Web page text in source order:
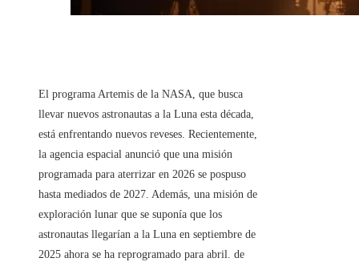
El programa Artemis de la NASA, que busca
llevar nuevos astronautas a la Luna esta década,
está enfrentando nuevos reveses. Recientemente,
la agencia espacial anunció que una misión
programada para aterrizar en 2026 se pospuso
hasta mediados de 2027. Además, una misión de
exploración lunar que se suponía que los
astronautas llegarían a la Luna en septiembre de
2025 ahora se ha reprogramado para abril. de